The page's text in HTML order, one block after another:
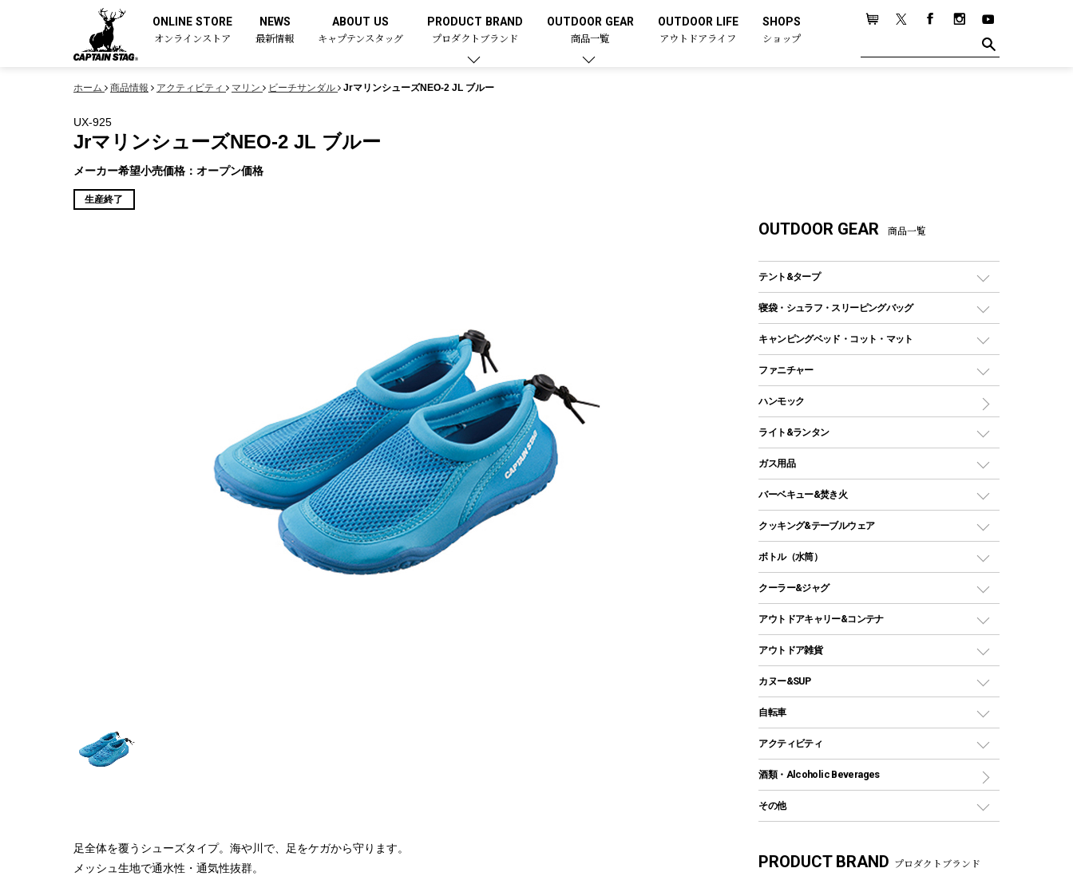
ONLINE STORE
オンラインストア
NEWS
最新情報
ABOUT US
キャプテンスタッグ
PRODUCT BRAND
プロダクトブランド
OUTDOOR GEAR
商品一覧
OUTDOOR LIFE
アウトドアライフ
SHOPS
ショップ
ホーム 商品情報 アクティビティ マリン ビーチサンダル JrマリンシューズNEO-2 JL ブルー
UX-925
JrマリンシューズNEO-2 JL ブルー
メーカー希望小売価格：オープン価格
生産終了
足全体を覆うシューズタイプ。海や川で、足をケガから守ります。
メッシュ生地で通水性・通気性抜群。
OUTDOOR GEAR 商品一覧
テント&タープ
テント
ツールームテント
ワンポールテント
シェルターテント
ソロテント
ロッジ型・オリジナルテント
タープ
スクエアタープ（レクタタープ）
メッシュタープ
自立式タープ
パラソル
テントアクセサリー
ペグ
ポール
グランドシート
ツール
寝袋・シュラフ・スリーピングバッグ
レクタングラー型（封筒型）シュラフ
インナーシュラフ
キャンピングベッド・コット・マット
キャンピングベッド・コット
インフレータブルマット
ファニチャー
アウトドアテーブル
レジャーシート
ハンモック
ライト&ランタン
LEDランタン
ガスランタン
オイルランタン
LEDライト
ヘッドライト
キャンドル
ガス用品
ガスバーナー
ガス缶
ガストーチ、ライター
バーベキュー&焚き火
バーベキューコンロ、グリル
焚き火台タイプ（ロースタイル）グリル
卓上タイプグリル
パーティータイプグリル
ソロキャンプ用グリル
鉄板、アミ
焚き火台&ストーブ
火起こし
バーベキューツール
燃料・着火剤・炭
クッキング&テーブルウェア
ダッチオーブン
ホットサンドメーカー
クッカーセット
シェラカップ
クッキングツール
ナイフ
カトラリー
マグカップ、カップ
ボトル（水筒）
ステンレスボトル
コップ付きタイプ
ワンタッチタイプ
プラスチックボトル
ディズニーボトル
クーラー&ジャグ
クーラーボックス
クーラーバッグ
ウォータージャグ
保冷剤
アウトドアキャリー&コンテナ
アウトドアキャリー
アウトドア雑貨
バックパック&バッグ
リュック、バックパック
トートバッグ、サコッシュ
ショッピングキャリー
その他アウトドア雑貨
レイン
カヌー&SUP
インフレータブル
カヤック
パドル
ヘルメット
自転車
折りたたみ自転車
スポーツサイクル
シティサイクル
自転車用アクセサリー
アクティビティ
マリン
ラッシュガード
テント
酒類・Alcoholic Beverages
その他
湯たんぽ
PRODUCT BRAND プロダクトブランド